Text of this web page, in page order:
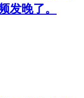
发晚了。